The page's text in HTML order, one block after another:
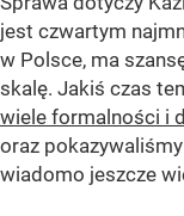
jest czwartym
w Polsce, ma
skalę. Jakiś czas
wiele formalności i
oraz
wiadomo jeszcze